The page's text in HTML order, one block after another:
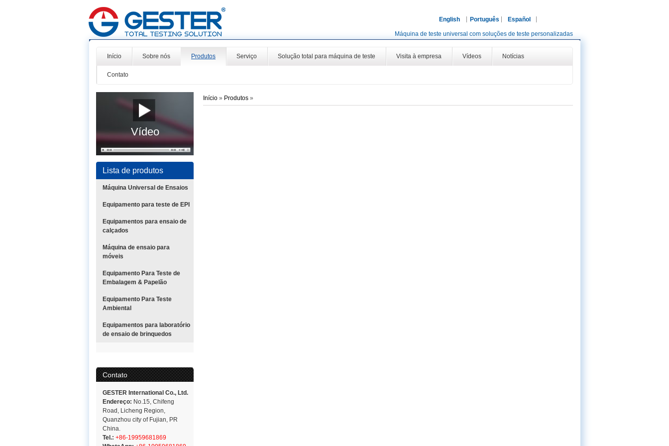
English Português Español
Máquina de teste universal com soluções de teste personalizadas
Início Sobre nós Produtos Serviço Solução total para máquina de teste Visita à empresa Vídeos Notícias
Contato
Vídeo
Lista de produtos
Máquina Universal de Ensaios
Equipamento para teste de EPI
Equipamentos para ensaio de
calçados
Máquina de ensaio para
móveis
Equipamento Para Teste de
Embalagem & Papelão
Equipamento Para Teste
Ambiental
Equipamentos para laboratório
de ensaio de brinquedos
Contato
GESTER International Co., Ltd.
Endereço: No.15, Chifeng
Road, Licheng Region,
Quanzhou city of Fujian, PR
China.
Tel.: +86-19959681869
Início » Produtos »